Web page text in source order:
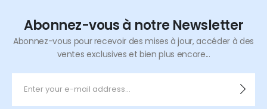
Abonnez-vous à notre Newsletter
Abonnez-vous pour recevoir des mises à jour, accéder à des
ventes exclusives et bien plus encore...